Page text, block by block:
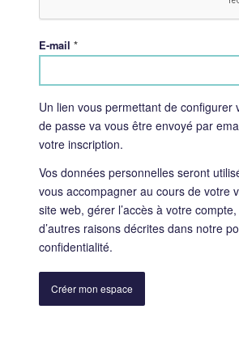
E-mail *
Un lien vous permettant de configurer
de passe va vous être envoyé par
votre inscription.
Vos données personnelles seront
vous accompagner au cours de votre
site web, gérer l’accès à votre
d’autres raisons décrites dans notre
confidentialité.
Créer mon espace